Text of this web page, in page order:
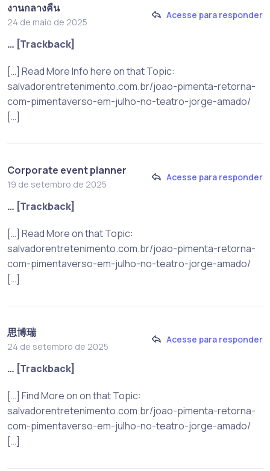
งานกลางคืน
24 de maio de 2025
Acesse para responder
… [Trackback]
[…] Read More Info here on that Topic:
salvadorentretenimento.com.br/joao-pimenta-retorna-
com-pimentaverso-em-julho-no-teatro-jorge-amado/
[…]
Corporate event planner
19 de setembro de 2025
Acesse para responder
… [Trackback]
[…] Read More on that Topic:
salvadorentretenimento.com.br/joao-pimenta-retorna-
com-pimentaverso-em-julho-no-teatro-jorge-amado/
[…]
思博瑞
24 de setembro de 2025
Acesse para responder
… [Trackback]
[…] Find More on on that Topic:
salvadorentretenimento.com.br/joao-pimenta-retorna-
com-pimentaverso-em-julho-no-teatro-jorge-amado/
[…]